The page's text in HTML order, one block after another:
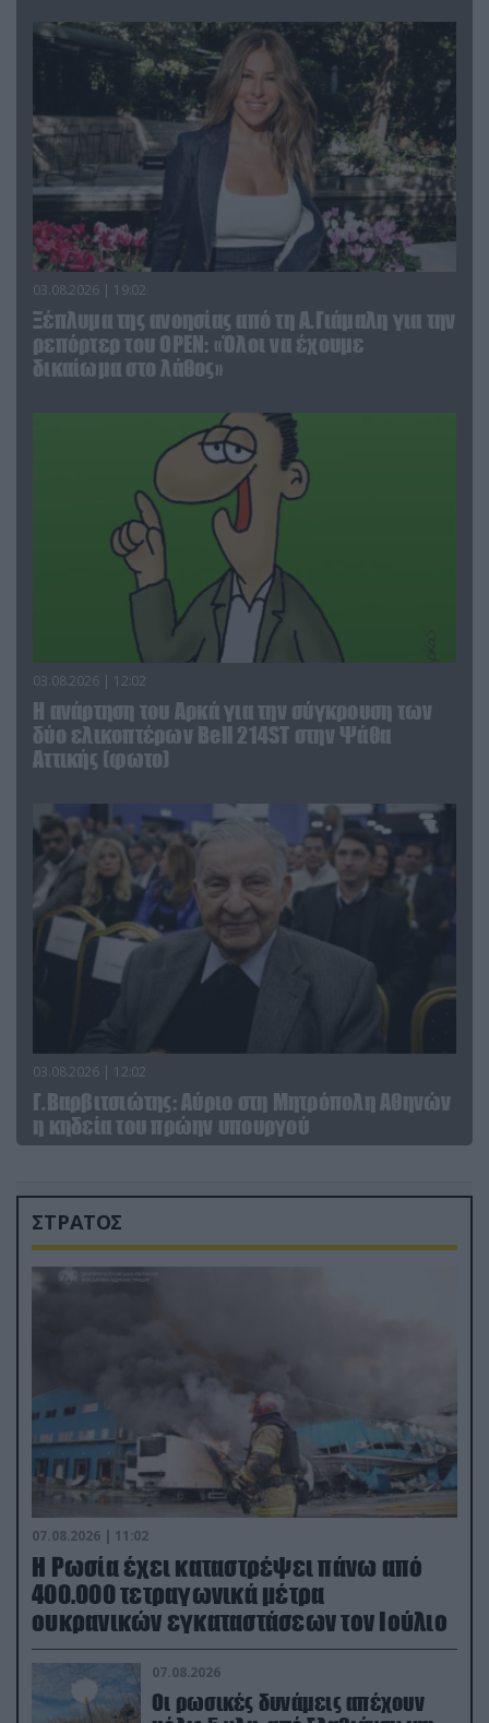
03.08.2026 | 19:02
Ξέπλυμα της ανοησίας από τη Α.Γιάμαλη για την
ρεπόρτερ του ΟΡΕΝ: «Όλοι να έχουμε
δικαίωμα στο λάθος»
03.08.2026 | 12:02
Η ανάρτηση του Αρκά για την σύγκρουση των
δύο ελικοπτέρων Bell 214ST στην Ψάθα
Αττικής (φωτο)
03.08.2026 | 12:02
Γ.Βαρβιτσιώτης: Aύριο στη Μητρόπολη Αθηνών
η κηδεία του πρώην υπουργού
ΣΤΡΑΤΟΣ
07.08.2026 | 11:02
Η Ρωσία έχει καταστρέψει πάνω από
400.000 τετραγωνικά μέτρα
ουκρανικών εγκαταστάσεων τον Ιούλιο
07.08.2026
Οι ρωσικές δυνάμεις απέχουν